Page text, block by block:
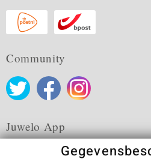
Community
Juwelo App